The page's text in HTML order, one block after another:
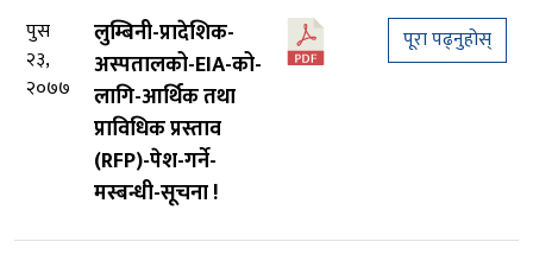
पुस
२३,
२०७७
लुम्बिनी-प्रादेशिक-
अस्पतालको-EIA-को-
लागि-आर्थिक तथा
प्राविधिक प्रस्ताव
(RFP)-पेश-गर्ने-
मस्बन्धी-सूचना !
पूरा पढ्नुहोस्